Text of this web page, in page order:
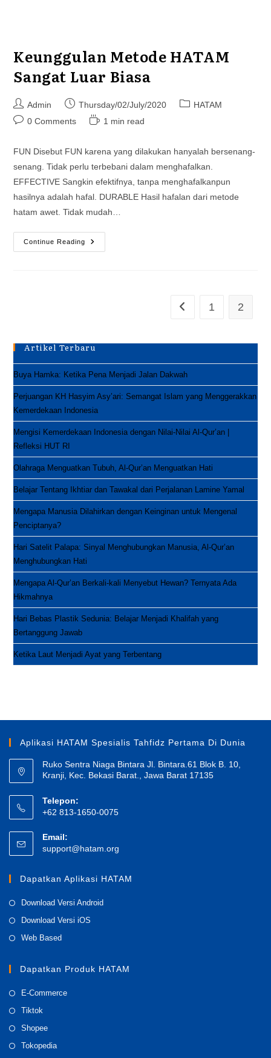
Keunggulan Metode HATAM
Sangat Luar Biasa
Post
author:
Admin
Post
published:
Thursday/02/July/2020
PostHATAM
Post0 Comments
Reading
1 min read
FUN Disebut FUN karena yang dilakukan hanyalah bersenang-
senang. Tidak perlu terbebani dalam menghafalkan.
EFFECTIVE Sangkin efektifnya, tanpa menghafalkanpun
hasilnya adalah hafal. DURABLE Hasil hafalan dari metode
hatam awet. Tidak mudah…
Continue Reading
Keunggulan
Metode
Go to the previous
1 2
Artikel Terbaru
Buya Hamka: Ketika Pena Menjadi Jalan Dakwah
Perjuangan KH Hasyim Asy’ari: Semangat Islam yang Menggerakkan
Kemerdekaan Indonesia
Mengisi Kemerdekaan Indonesia dengan Nilai-Nilai Al-Qur’an |
Refleksi HUT RI
Olahraga Menguatkan Tubuh, Al-Qur’an Menguatkan Hati
Belajar Tentang Ikhtiar dan Tawakal dari Perjalanan Lamine Yamal
Mengapa Manusia Dilahirkan dengan Keinginan untuk Mengenal
Penciptanya?
Hari Satelit Palapa: Sinyal Menghubungkan Manusia, Al-Qur’an
Menghubungkan Hati
Mengapa Al-Qur’an Berkali-kali Menyebut Hewan? Ternyata Ada
Hikmahnya
Hari Bebas Plastik Sedunia: Belajar Menjadi Khalifah yang
Bertanggung Jawab
Ketika Laut Menjadi Ayat yang Terbentang
Aplikasi HATAM Spesialis Tahfidz Pertama Di Dunia
Ruko Sentra Niaga Bintara Jl. Bintara.61 Blok B. 10,
Kranji, Kec. Bekasi Barat., Jawa Barat 17135
Telepon:
+62 813-1650-0075
Email:
support@hatam.org
application
Dapatkan Aplikasi HATAM
Download Versi AndroidOpens
Download Versi iOS
new
Web BasedOpens
a
tab
Dapatkan Produk HATAM
E-CommerceOpens
Tiktok
in
ShopeeOpens
in
TokopediaOpens